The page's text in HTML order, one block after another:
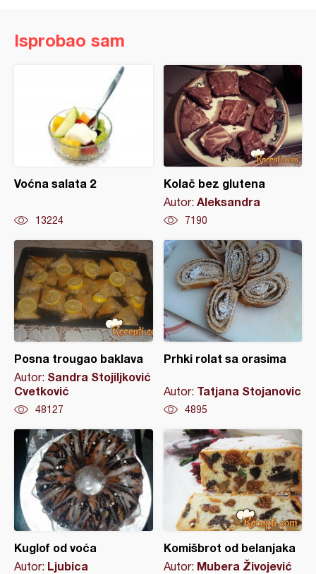
Isprobao sam
Voćna salata 2
13224
Kolač bez glutena
Autor: Aleksandra
7190
Posna trougao baklava
Autor: Sandra Stojiljković
Cvetković
48127
Prhki rolat sa orasima
Autor: Tatjana Stojanovic
4895
Kuglof od voća
Autor: Ljubica
Komišbrot od belanjaka
Autor: Mubera Živojević